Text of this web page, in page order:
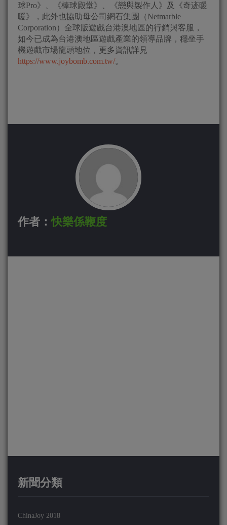
球Pro》、《棒球殿堂》、《戀與製作人》及《奇迹暖
暖》，此外也協助母公司網石集團（Netmarble
Corporation）全球版遊戲台港澳地區的行銷與客服，
如今已成為台港澳地區遊戲產業的領導品牌，穩坐手
機遊戲市場龍頭地位，更多資訊詳見
https://www.joybomb.com.tw/。
作者：快樂係鞭度
新聞分類
ChinaJoy 2018